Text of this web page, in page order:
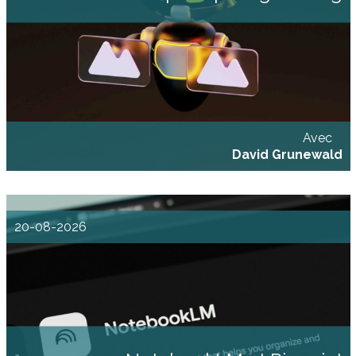
Avec
David Grunewald
de l’IA pour enrichir votre travail au quotidien et votre processus d’écriture ?
Nous vous proposons cette formation articulée autour de deux modules :
Module 1 Acculturation et appropriation des outils de l’IA [...]
20-08-2026
Enquêter avec l'IA : parcourir, croiser, questionner avec NotebookLM et